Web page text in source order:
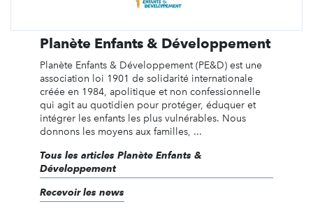
Planète Enfants & Développement
Planète Enfants & Développement (PE&D) est une
association loi 1901 de solidarité internationale
créée en 1984, apolitique et non confessionnelle
qui agit au quotidien pour protéger, éduquer et
intégrer les enfants les plus vulnérables. Nous
donnons les moyens aux familles, ...
Tous les articles Planète Enfants &
Développement
Recevoir les news